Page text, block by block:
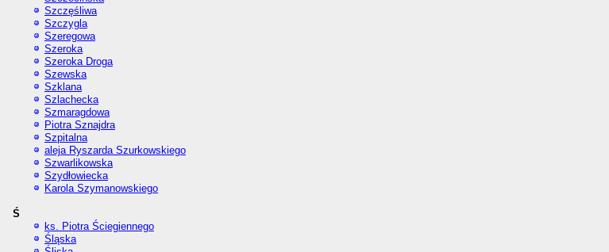
Szczęśliwa
Szczygla
Szeregowa
Szeroka
Szeroka Droga
Szewska
Szklana
Szlachecka
Szmaragdowa
Piotra Sznajdra
Szpitalna
aleja Ryszarda Szurkowskiego
Szwarlikowska
Szydłowiecka
Karola Szymanowskiego
Ś
ks. Piotra Ściegiennego
Śląska